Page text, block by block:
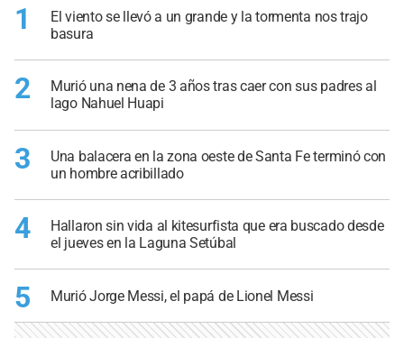
1
El viento se llevó a un grande y la tormenta nos trajo
basura
2
Murió una nena de 3 años tras caer con sus padres al
lago Nahuel Huapi
3
Una balacera en la zona oeste de Santa Fe terminó con
un hombre acribillado
4
Hallaron sin vida al kitesurfista que era buscado desde
el jueves en la Laguna Setúbal
5 Murió Jorge Messi, el papá de Lionel Messi